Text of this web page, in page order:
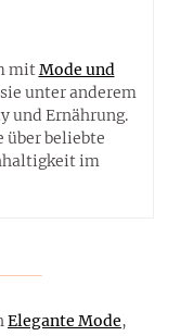
mitMode und
unter anderem
und Ernährung.
über beliebte
im
Elegante Mode,